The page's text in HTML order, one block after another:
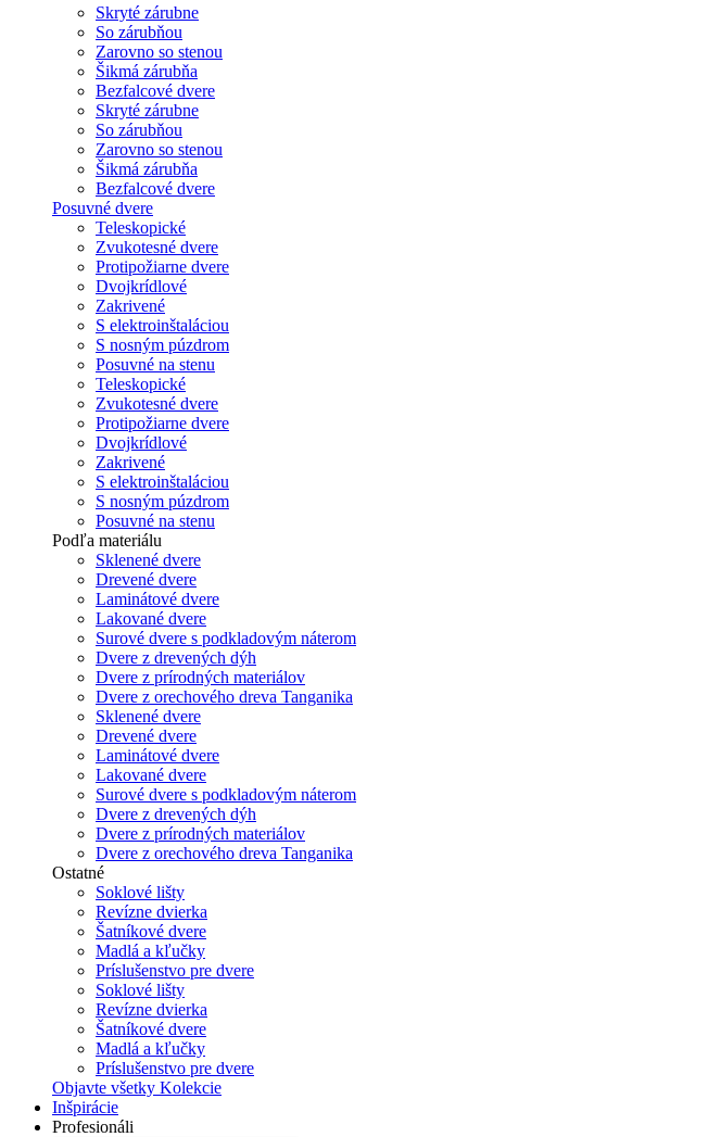
Skryté zárubne
So zárubňou
Zarovno so stenou
Šikmá zárubňa
Bezfalcové dvere
Skryté zárubne
So zárubňou
Zarovno so stenou
Šikmá zárubňa
Bezfalcové dvere
Posuvné dvere
Teleskopické
Zvukotesné dvere
Protipožiarne dvere
Dvojkrídlové
Zakrivené
S elektroinštaláciou
S nosným púzdrom
Posuvné na stenu
Teleskopické
Zvukotesné dvere
Protipožiarne dvere
Dvojkrídlové
Zakrivené
S elektroinštaláciou
S nosným púzdrom
Posuvné na stenu
Podľa materiálu
Sklenené dvere
Drevené dvere
Laminátové dvere
Lakované dvere
Surové dvere s podkladovým náterom
Dvere z drevených dýh
Dvere z prírodných materiálov
Dvere z orechového dreva Tanganika
Sklenené dvere
Drevené dvere
Laminátové dvere
Lakované dvere
Surové dvere s podkladovým náterom
Dvere z drevených dýh
Dvere z prírodných materiálov
Dvere z orechového dreva Tanganika
Ostatné
Soklové lišty
Revízne dvierka
Šatníkové dvere
Madlá a kľučky
Príslušenstvo pre dvere
Soklové lišty
Revízne dvierka
Šatníkové dvere
Madlá a kľučky
Príslušenstvo pre dvere
Objavte všetky Kolekcie
Inšpirácie
Profesionáli